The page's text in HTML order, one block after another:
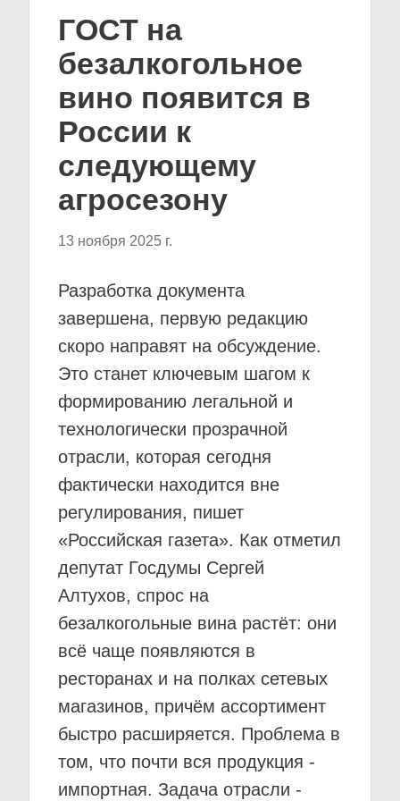
ГОСТ на
безалкогольное
вино появится в
России к
следующему
агросезону
13 ноября 2025 г.
Разработка документа
завершена, первую редакцию
скоро направят на обсуждение.
Это станет ключевым шагом к
формированию легальной и
технологически прозрачной
отрасли, которая сегодня
фактически находится вне
регулирования, пишет
«Российская газета». Как отметил
депутат Госдумы Сергей
Алтухов, спрос на
безалкогольные вина растёт: они
всё чаще появляются в
ресторанах и на полках сетевых
магазинов, причём ассортимент
быстро расширяется. Проблема в
том, что почти вся продукция -
импортная. Задача отрасли -